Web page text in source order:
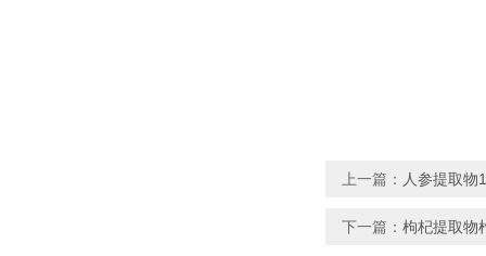
上一篇： 人参提取物
下一篇： 枸杞提取物